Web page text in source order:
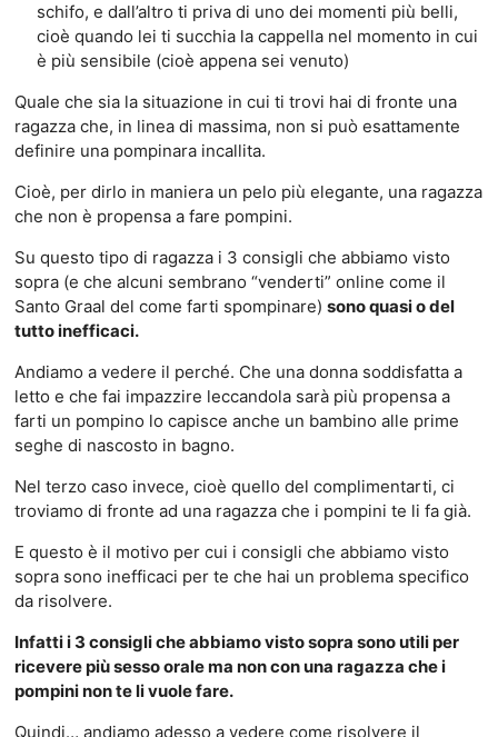
schifo, e dall’altro ti priva di uno dei momenti più belli,
cioè quando lei ti succhia la cappella nel momento in cui
è più sensibile (cioè appena sei venuto)
Quale che sia la situazione in cui ti trovi hai di fronte una
ragazza che, in linea di massima, non si può esattamente
definire una pompinara incallita.
Cioè, per dirlo in maniera un pelo più elegante, una ragazza
che non è propensa a fare pompini.
Su questo tipo di ragazza i 3 consigli che abbiamo visto
sopra (e che alcuni sembrano “venderti” online come il
Santo Graal del come farti spompinare) sono quasi o del
tutto inefficaci.
Andiamo a vedere il perché. Che una donna soddisfatta a
letto e che fai impazzire leccandola sarà più propensa a
farti un pompino lo capisce anche un bambino alle prime
seghe di nascosto in bagno.
Nel terzo caso invece, cioè quello del complimentarti, ci
troviamo di fronte ad una ragazza che i pompini te li fa già.
E questo è il motivo per cui i consigli che abbiamo visto
sopra sono inefficaci per te che hai un problema specifico
da risolvere.
Infatti i 3 consigli che abbiamo visto sopra sono utili per
ricevere più sesso orale ma non con una ragazza che i
pompini non te li vuole fare.
Quindi… andiamo adesso a vedere come risolvere il